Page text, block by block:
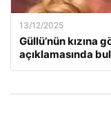
13/12/2025
Güllü’nün kızına
açıklamasında